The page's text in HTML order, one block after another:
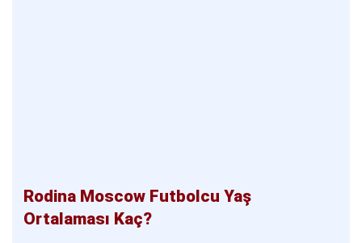
Rodina Moscow Futbolcu Yaş
Ortalaması Kaç?